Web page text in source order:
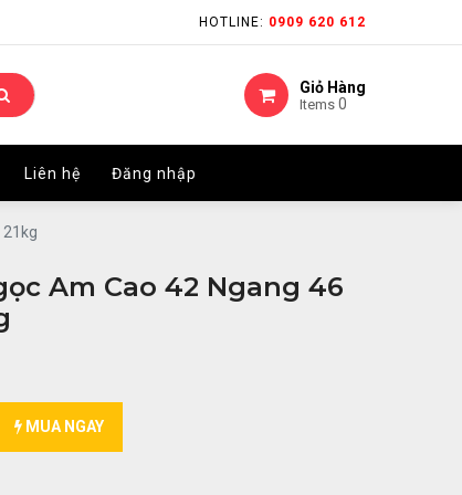
HOTLINE: 0909 620 612
Giỏ Hàng
Items 0
Liên hệ Đăng nhập
HOTLINE: 0909 620 612
Giỏ Hàng
Items 0
Liên hệ Đăng nhập
21kg
Am Cao 42 Ngang 46
MUA NGAY